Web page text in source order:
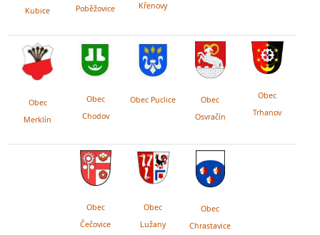
Kubice
Poběžovice
Křenovy
Obec
Merklín
Obec
Chodov
Obec Puclice
Obec
Osvračín
Obec
Trhanov
Obec
Čečovice
Obec
Lužany
Obec
Chrastavice